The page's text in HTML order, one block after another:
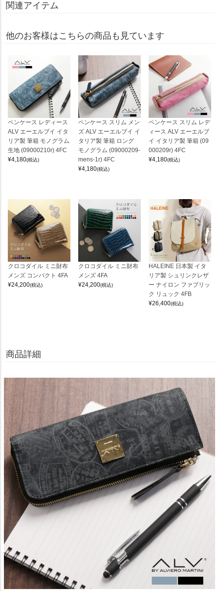
関連アイテム
他のお客様はこちらの商品も見ています
ペンケース レディース
ALV エーエルブイ イタ
リア製 筆箱 モノグラム
生地 (09000210r) 4FC
¥4,180(税込)
ペンケース スリム メン
ズ ALV エーエルブイ イ
タリア製 筆箱 ロング
モノグラム (09000209-
mens-1r) 4FC
¥4,180(税込)
ペンケース スリム レデ
ィース ALV エーエルブ
イ イタリア製 筆箱 (09
000209r) 4FC
¥4,180(税込)
クロコダイル ミニ財布
メンズ コンパクト 4FA
¥24,200(税込)
クロコダイル ミニ財布
メンズ 4FA
¥24,200(税込)
HALEINE 日本製 イタ
リア製 シュリンクレザ
ー ナイロン ファブリッ
ク リュック 4FB
¥26,400(税込)
商品詳細